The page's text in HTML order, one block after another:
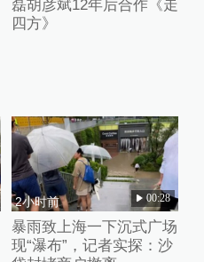
磊胡彦斌12年后合作《走
四方》
2小时前 00:28
暴雨致上海一下沉式广场
现“瀑布”，记者实探：沙